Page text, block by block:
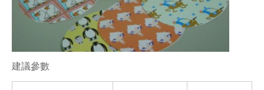
建議參數